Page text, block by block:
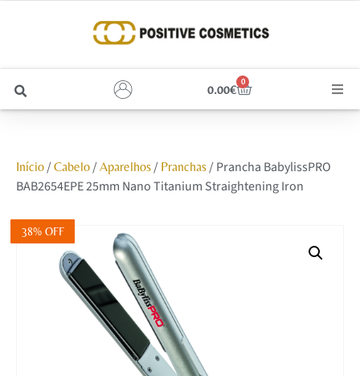
0.00€
0
Unhas
Corpo e Estética
Início/ Cabelo/ Aparelhos/ Pranchas/ Prancha BabylissPRO
BAB2654EPE 25mm Nano Titanium Straightening Iron
38% OFF